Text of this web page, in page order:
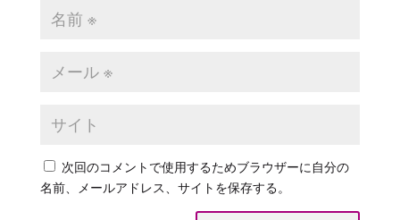
次回のコメントで使用するためブラウザーに自分の
名前、メールアドレス、サイトを保存する。